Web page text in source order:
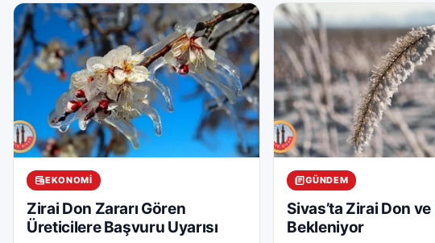
EKONOMI
Zirai Don Zararı Gören
Üreticilere Başvuru Uyarısı
GÜNDEM
Sivas’ta Zirai Don ve
Bekleniyor